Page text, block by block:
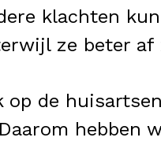
klachten
ze beter af
op de
hebben